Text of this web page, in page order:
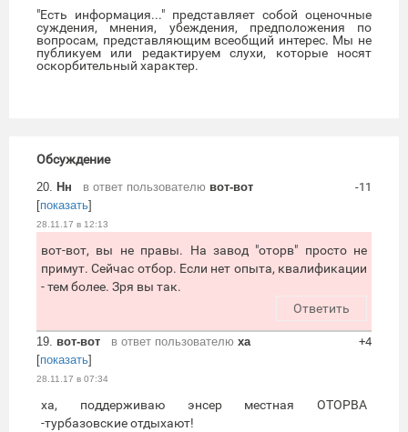
"Есть информация..." представляет собой оценочные
суждения, мнения, убеждения, предположения по
вопросам, представляющим всеобщий интерес. Мы не
публикуем или редактируем слухи, которые носят
оскорбительный характер.
Обсуждение
20. Нн в ответ пользователю вот-вот
[показать]
28.11.17 в 12:13
-11
вот-вот, вы не правы. На завод "оторв" просто не
примут. Сейчас отбор. Если нет опыта, квалификации
- тем более. Зря вы так.
Ответить
19. вот-вот в ответ пользователю ха
[показать]
28.11.17 в 07:34
+4
ха, поддерживаю энсер местная ОТОРВА
-турбазовские отдыхают!